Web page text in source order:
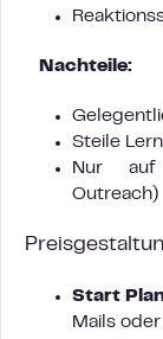
Nachteile:
Steile
Nur auf
Outreach)
Start
Mails